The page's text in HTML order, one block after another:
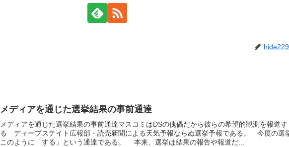
メディアを通じた選挙結果の事前通達
メディアを通じた選挙結果の事前通達マスコミはDSの傀儡だから彼らの希望的観測を報道す
る ディープステイト広報部・読売新聞による天気予報ならぬ選挙予報である。 今度の選
このように「する」という通達である。 本来、選挙は結果の報告や報道だ...